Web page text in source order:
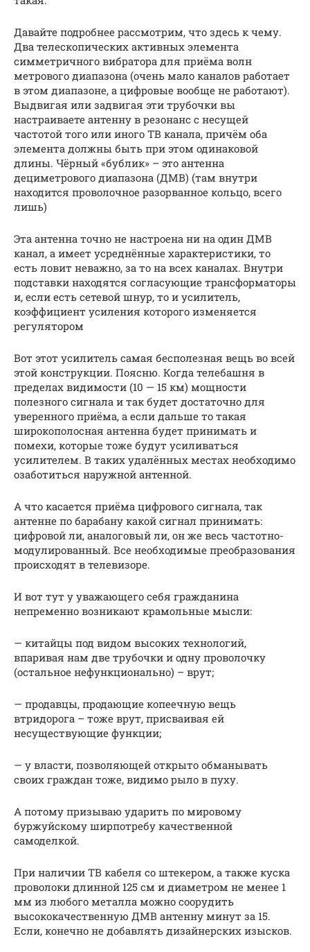
Давайте подробнее рассмотрим, что здесь к чему.
Два телескопических активных элемента
симметричного вибратора для приёма волн
метрового диапазона (очень мало каналов работает
в этом диапазоне, а цифровые вообще не работают).
Выдвигая или задвигая эти трубочки вы
настраиваете антенну в резонанс с несущей
частотой того или иного ТВ канала, причём оба
элемента должны быть при этом одинаковой
длины. Чёрный «бублик» – это антенна
дециметрового диапазона (ДМВ) (там внутри
находится проволочное разорванное кольцо, всего
лишь)
Эта антенна точно не настроена ни на один ДМВ
канал, а имеет усреднённые характеристики, то
есть ловит неважно, за то на всех каналах. Внутри
подставки находятся согласующие трансформаторы
и, если есть сетевой шнур, то и усилитель,
коэффициент усиления которого изменяется
регулятором
Вот этот усилитель самая бесполезная вещь во всей
этой конструкции. Поясню. Когда телебашня в
пределах видимости (10 — 15 км) мощности
полезного сигнала и так будет достаточно для
уверенного приёма, а если дальше то такая
широкополосная антенна будет принимать и
помехи, которые тоже будут усиливаться
усилителем. В таких удалённых местах необходимо
озаботиться наружной антенной.
А что касается приёма цифрового сигнала, так
антенне по барабану какой сигнал принимать:
цифровой ли, аналоговый ли, он же весь частотно-
модулированный. Все необходимые преобразования
происходят в телевизоре.
И вот тут у уважающего себя гражданина
непременно возникают крамольные мысли:
— китайцы под видом высоких технологий,
впаривая нам две трубочки и одну проволочку
(остальное нефункционально) – врут;
— продавцы, продающие копеечную вещь
втридорога – тоже врут, присваивая ей
несуществующие функции;
— у власти, позволяющей открыто обманывать
своих граждан тоже, видимо рыло в пуху.
А потому призываю ударить по мировому
буржуйскому ширпотребу качественной
самоделкой.
При наличии ТВ кабеля со штекером, а также куска
проволоки длинной 125 см и диаметром не менее 1
мм из любого металла можно соорудить
высококачественную ДМВ антенну минут за 15.
Если, конечно не добавлять дизайнерских изысков.